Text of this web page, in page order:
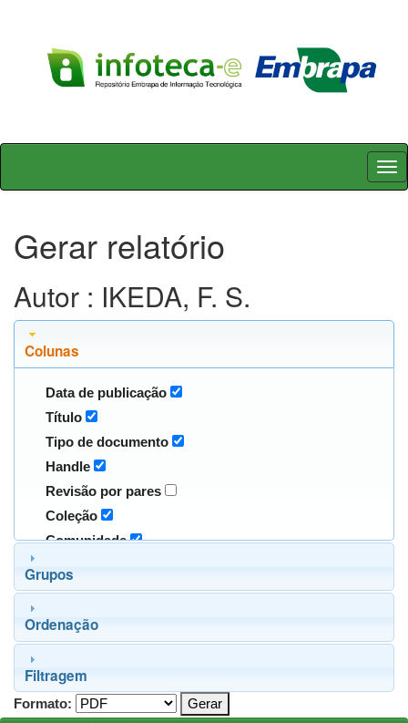
Skip
Gerar relatório
Autor : IKEDA, F. S.
Colunas
Data de publicação
Título
Tipo de documento
Handle
Revisão por pares
Coleção
Comunidade
Grupos
Ordenação
Filtragem
Formato: